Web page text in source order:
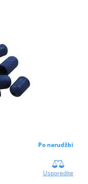
Po narudžbi
Usporedite